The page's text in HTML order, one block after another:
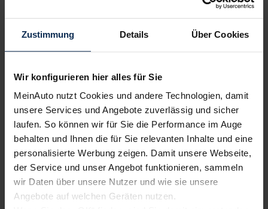
Zustimmung Details Über Cookies
Wir konfigurieren hier alles für Sie
MeinAuto nutzt Cookies und andere Technologien, damit
unsere Services und Angebote zuverlässig und sicher
laufen. So können wir für Sie die Performance im Auge
behalten und Ihnen die für Sie relevanten Inhalte und eine
personalisierte Werbung zeigen. Damit unsere Webseite,
der Service und unser Angebot funktionieren, sammeln
wir Daten über unsere Nutzer und wie sie unsere
Angebote auf welchen Geräten nutzen.
Einfach, kostenlos und unverbindlich. Und
garantiert zu Top-Preisen.
2.Bestes Angebot wählen
Du erhältst ein individuelles Angebot
kompetenter Beratung und
Ansprechpartner. Alles klar? Bestelle deinen
Neuwagen, ganz einfach online.
3. Einfach losfahren
Wir liefern
deinen Neuwagen – auf Wunsch sogar
. Und auch während der Laufzeit
genießt du alle Vorteile von MeinAuto.de wie zum
Beispielfreie Werkstattwahlund persönlichen